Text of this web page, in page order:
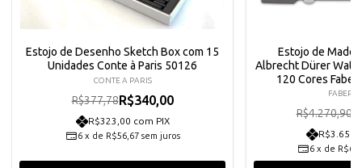
Estojo de Desenho Sketch Box com 15
Unidades Conte à Paris 50126
CONTE A PARIS
R$377,78R$340,00
R$323,00 com PIX
6 x de R$56,67 sem juros
Estojo de
Albrecht Dürer
120 Cores
FABER
R$4.270,90
6 x de